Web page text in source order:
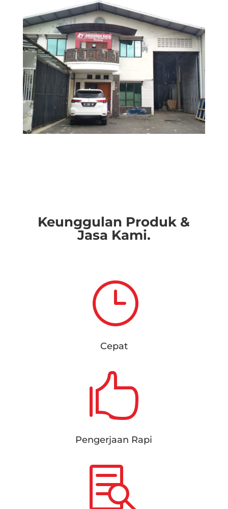
Keunggulan Produk &
Jasa Kami.
}
Cepat

Pengerjaan Rapi
